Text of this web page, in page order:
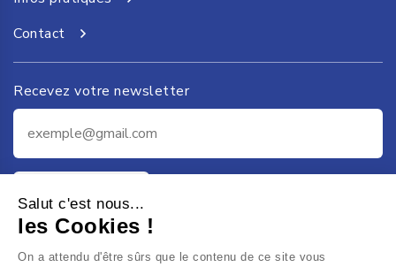
Salut c'est nous...
les Cookies !
On a attendu d'être sûrs que le contenu de ce site vous
Contact
Recevez votre newsletter
Je m'inscris